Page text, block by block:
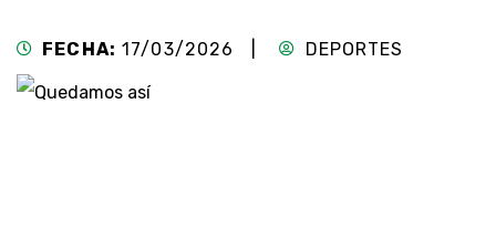
FECHA: 17/03/2026 | DEPORTES